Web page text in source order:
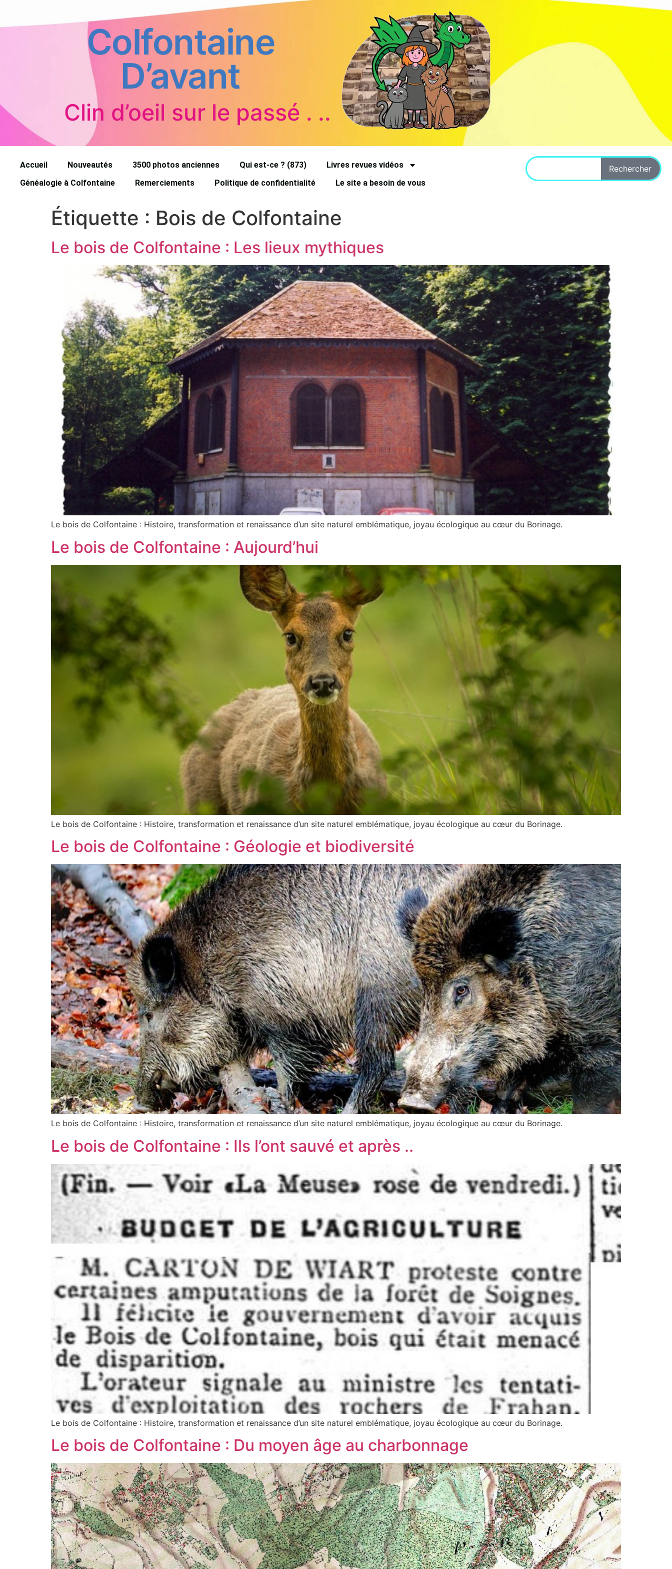
Colfontaine
D’avant
Clin d’oeil sur le passé . ..
Accueil Nouveautés 3500 photos anciennes Qui est-ce ? (873)
Livres revues vidéos
Généalogie à Colfontaine
Remerciements Politique de confidentialité Le site a besoin de vous
Rechercher
Étiquette : Bois de Colfontaine
Le bois de Colfontaine : Les lieux mythiques
Le bois de Colfontaine : Histoire, transformation et renaissance d’un site naturel emblématique, joyau écologique au cœur du Borinage.
Le bois de Colfontaine : Aujourd’hui
Le bois de Colfontaine : Histoire, transformation et renaissance d’un site naturel emblématique, joyau écologique au cœur du Borinage.
Le bois de Colfontaine : Géologie et biodiversité
Le bois de Colfontaine : Histoire, transformation et renaissance d’un site naturel emblématique, joyau écologique au cœur du Borinage.
Le bois de Colfontaine : Ils l’ont sauvé et après ..
Le bois de Colfontaine : Histoire, transformation et renaissance d’un site naturel emblématique, joyau écologique au cœur du Borinage.
Le bois de Colfontaine : Du moyen âge au charbonnage